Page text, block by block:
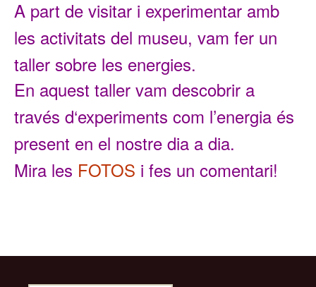
A part de visitar i experimentar amb
les activitats del museu, vam fer un
taller sobre les energies.
En aquest taller vam descobrir a
través d‘experiments com l’energia és
present en el nostre dia a dia.
Mira les FOTOS i fes un comentari!